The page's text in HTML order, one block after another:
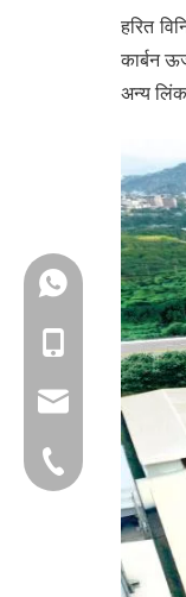
हरित
कार्बन
अन्य लिंक
+86-
+86-
+86-595